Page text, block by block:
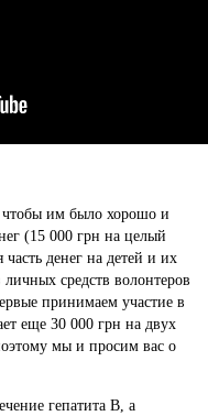
чтобы им было хорошо и
(15 000 грн на целый
денег на детей и их
средств волонтеров
принимаем участие в
еще 30 000 грн на двух
мы и просим вас о
гепатита В, а